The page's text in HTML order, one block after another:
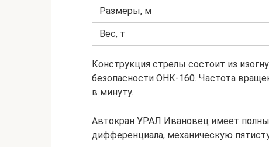
Размеры, м
Вес, т
Конструкция стрелы состоит из
безопасности ОНК-160. Частота
в минуту.
Автокран УРАЛ Ивановец имеет
дифференциала, механическую